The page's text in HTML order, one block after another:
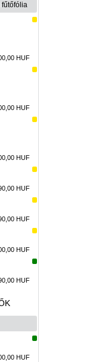
fűtőfólia
HUF
HUF
HUF
HUF
HUF
HUF
HUF
HUF